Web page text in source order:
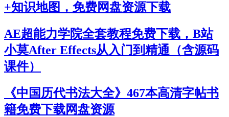
+知识地图，免费网盘资源下载
AE超能力学院全套教程免费下载，B站
小莫After Effects从入门到精通（含源码
课件）
《中国历代书法大全》467本高清字帖书
籍免费下载网盘资源